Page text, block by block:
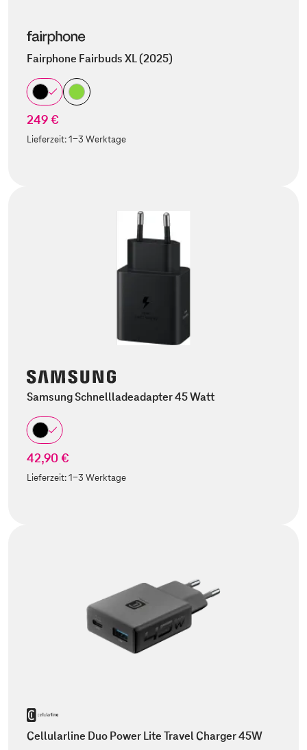
Fairphone Fairbuds XL (2025)
249 €
Lieferzeit:1-3 Werktage
Samsung Schnellladeadapter 45 Watt
42,90 €
Lieferzeit:1-3 Werktage
Cellularline Duo Power Lite Travel Charger 45W